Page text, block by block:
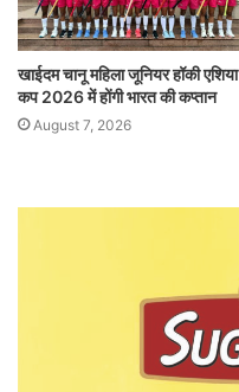
खाईदम चानू महिला जूनियर हॉकी एशिया
कप 2026 में होंगी भारत की कप्तान
August 7, 2026